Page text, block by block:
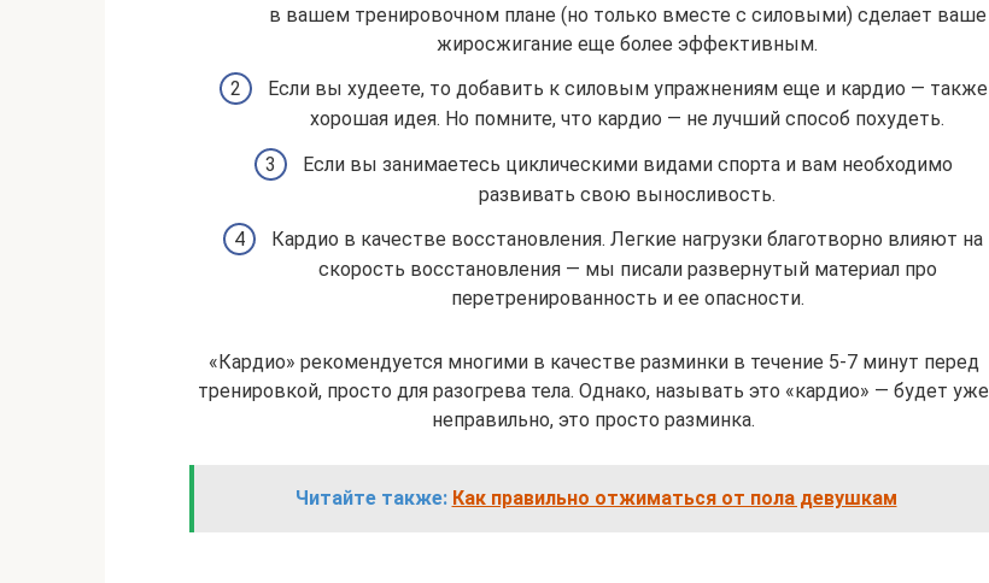
в вашем тренировочном плане (но только вместе с силовыми) сделает ваше
жиросжигание еще более эффективным.
Если вы худеете, то добавить к силовым упражнениям еще и кардио — также
хорошая идея. Но помните, что кардио — не лучший способ похудеть.
Если вы занимаетесь циклическими видами спорта и вам необходимо
развивать свою выносливость.
Кардио в качестве восстановления. Легкие нагрузки благотворно влияют на
скорость восстановления — мы писали развернутый материал про
перетренированность и ее опасности.
«Кардио» рекомендуется многими в качестве разминки в течение 5-7 минут перед
тренировкой, просто для разогрева тела. Однако, называть это «кардио» — будет уже
неправильно, это просто разминка.
Читайте также: Как правильно отжиматься от пола девушкам